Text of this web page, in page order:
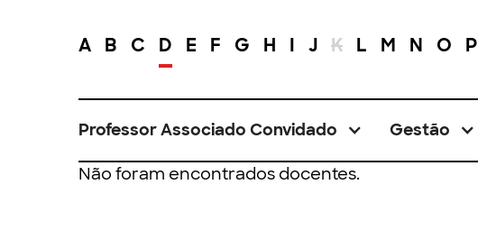
A B C D E F G H I J K L M N O P
Professor Associado Convidado Gestão
Não foram encontrados docentes.